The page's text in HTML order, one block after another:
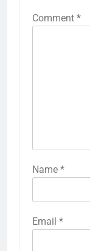
Comment *
Name *
Email *